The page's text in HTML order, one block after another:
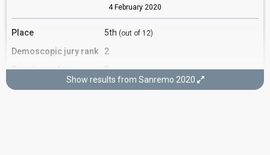
4 February 2020
Place 5th (out of 12)
Demoscopic jury rank
2
Running order
8
Show results from Sanremo 2020